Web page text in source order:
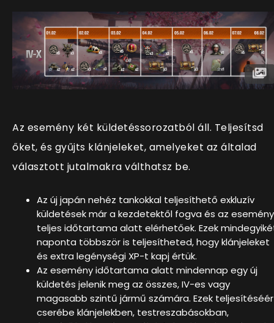
Az esemény két küldetéssorozatból áll. Teljesítsd
őket, és gyűjts klánjeleket, amelyeket az általad
választott jutalmakra válthatsz be.
Az új japán nehéz tankokkal teljesíthető exkluzív
küldetésekmár a kezdetektől fogva és az esemény
teljes időtartama alatt elérhetőek. Ezek
naponta többször is teljesítheted, hogy klánjeleket
és extra legénységi XP-t kapj értük.
Az esemény időtartama alatt mindennap egyúj
küldetés jelenik meg az összes, IV-es vagy
magasabb szintű jármű számára. Ezek
cserébe klánjelekben, testreszabásokban,